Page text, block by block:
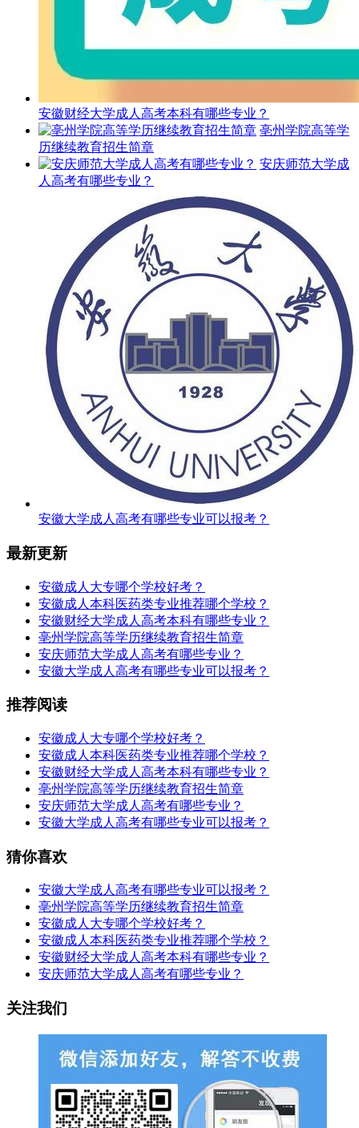
安徽财经大学成人高考本科有哪些专业？
亳州学院高等学
历继续教育招生简章
安庆师范大学成
人高考有哪些专业？
安徽大学成人高考有哪些专业可以报考？
最新更新
安徽成人大专哪个学校好考？
安徽成人本科医药类专业推荐哪个学校？
安徽财经大学成人高考本科有哪些专业？
亳州学院高等学历继续教育招生简章
安庆师范大学成人高考有哪些专业？
安徽大学成人高考有哪些专业可以报考？
推荐阅读
安徽成人大专哪个学校好考？
安徽成人本科医药类专业推荐哪个学校？
安徽财经大学成人高考本科有哪些专业？
亳州学院高等学历继续教育招生简章
安庆师范大学成人高考有哪些专业？
安徽大学成人高考有哪些专业可以报考？
猜你喜欢
安徽大学成人高考有哪些专业可以报考？
亳州学院高等学历继续教育招生简章
安徽成人大专哪个学校好考？
安徽成人本科医药类专业推荐哪个学校？
安徽财经大学成人高考本科有哪些专业？
安庆师范大学成人高考有哪些专业？
关注我们